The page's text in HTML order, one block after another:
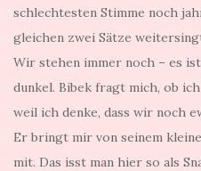
schlechtesten Stimme noch
gleichen zwei Sätze
Wir stehen immer noch – es
dunkel. Bibek fragt mich, ob
weil ich denke, dass wir noch
Er bringt mir von seinem
mit. Das isst man hier so als